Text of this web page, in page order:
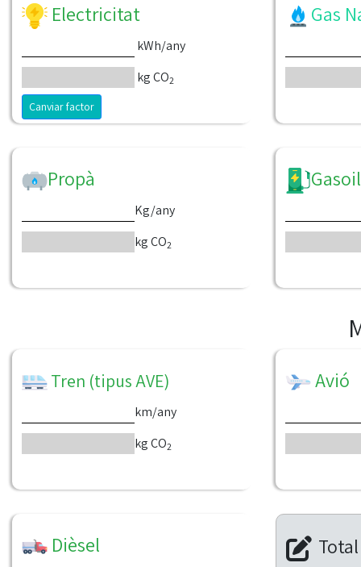
Electricitat
kWh/any
kg CO2
Canviar factor
Gas
Propà
Kg/any
kg CO2
Gasoil
Tren (tipus AVE)
km/any
kg CO2
Avió
Dièsel Total